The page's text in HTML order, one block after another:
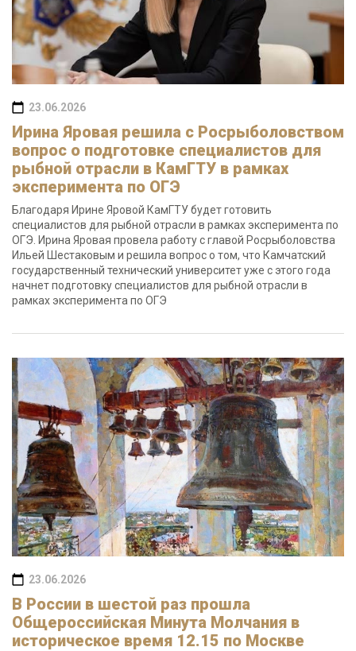
23.06.2026
Ирина Яровая решила с Росрыболовством
вопрос о подготовке специалистов для
рыбной отрасли в КамГТУ в рамках
эксперимента по ОГЭ
Благодаря Ирине Яровой КамГТУ будет готовить
специалистов для рыбной отрасли в рамках эксперимента по
ОГЭ. Ирина Яровая провела работу с главой Росрыболовства
Ильей Шестаковым и решила вопрос о том, что Камчатский
государственный технический университет уже с этого года
начнет подготовку специалистов для рыбной отрасли в
рамках эксперимента по ОГЭ
23.06.2026
В России в шестой раз прошла
Общероссийская Минута Молчания в
историческое время 12.15 по Москве